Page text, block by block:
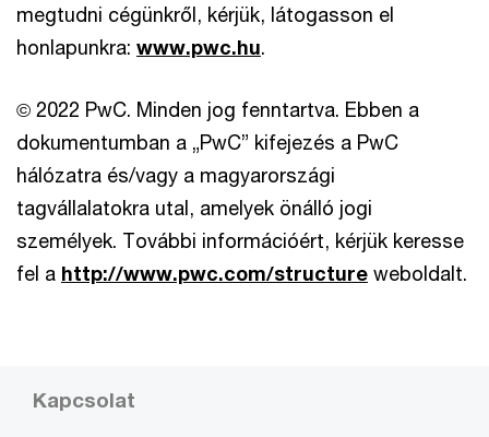
megtudni cégünkről, kérjük, látogasson el
honlapunkra: www.pwc.hu.
© 2022 PwC. Minden jog fenntartva. Ebben a
dokumentumban a „PwC” kifejezés a PwC
hálózatra és/vagy a magyarországi
tagvállalatokra utal, amelyek önálló jogi
személyek. További információért, kérjük keresse
fel a http://www.pwc.com/structure weboldalt.
Kapcsolat